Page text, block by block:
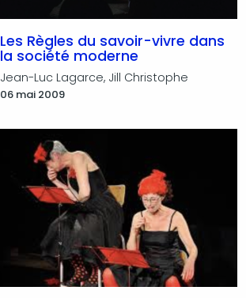
Les Règles du savoir-vivre dans
la société moderne
Jean-Luc Lagarce, Jill Christophe
06 mai 2009